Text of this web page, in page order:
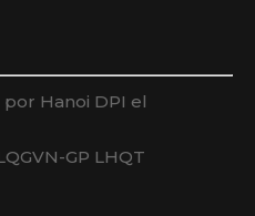
por Hanoi DPI el
GP LHQT